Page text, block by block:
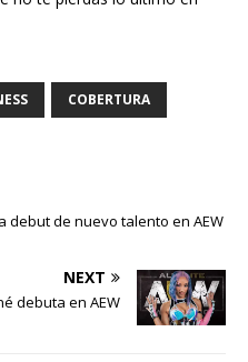
COBERTURA
debut de nuevo talento en AEW
NEXT
debuta en AEW